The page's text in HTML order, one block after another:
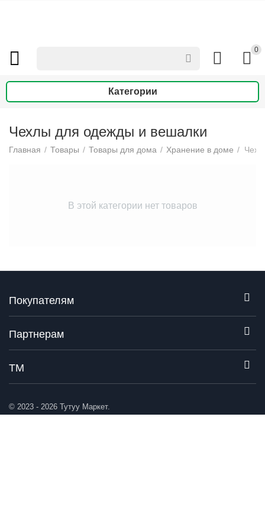
0
Категории
Чехлы для одежды и вешалки
Главная / Товары / Товары для дома / Хранение в доме /
В этой категории нет товаров
Покупателям
Партнерам
ТМ
© 2023 - 2026 Тутуу Маркет.